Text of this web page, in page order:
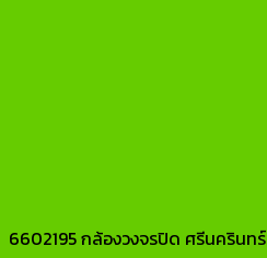
6602195 กล้องวงจรปิด ศรีนครินทร์